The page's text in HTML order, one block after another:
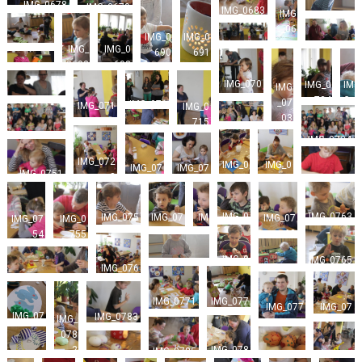
IMG_0678
IMG_0679 IMG_0683
IMG
_06
87
IMG_0689
IMG_0
690
IMG_0
691
2
IMG_
0693
IMG_0
698
IMG_0699
IMG_0700
IMG_070
2
IMG
_07
03
IMG_0
704
IM
G_
07
05
IMG_070
7
IMG_0708
IMG_071
IMG_071
4
IMG_0
715
IMG_071
7
IMG_0721 IMG_0724
IMG_072
6
IMG_072
8
IMG_0
734
IMG_0
735
IMG_07
37
IMG_07
50
IMG_0751
IMG_0752
IMG_07
54
IMG_0
755
IMG_075
6
IMG_07
58
IM
G_
59
IMG_0
760
IMG_07
62
IMG_0763
IMG_0
764
IMG_0765
IMG_076
6
IMG_0768
IMG_07
69
IMG_0770
IMG_0771
IMG_077
2
IMG_077
IMG_07
74
IMG_07
81
IMG_
078
2
IMG_0783
IMG_078
IMG_0785
IMG_07